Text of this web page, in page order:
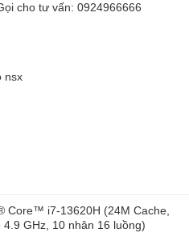
cho tư vấn: 0924966666
nsx
Core™ i7-13620H (24M Cache,
4.9 GHz, 10 nhân 16 luồng)